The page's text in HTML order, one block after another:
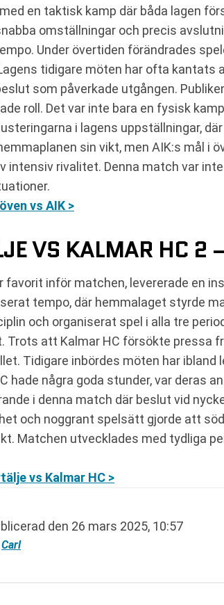
en taktisk kamp där båda lagen
omställningar och precis
Under övertiden förändrades
tidigare möten har ofta
som påverkade utgången.
roll. Det var inte bara en fysisk
i lagens uppställningar,
sin vikt, men AIK:s mål
intensiv rivalitet. Denna match var
vs AIK >
VS KALMAR HC 2
favorit inför matchen, levererade en
tempo, där hemmalaget styrde
och organiserat spel i alla tre
Trots att Kalmar HC försökte pressa
Tidigare inbördes möten har ibland
hade några goda stunder, var deras
i denna match där beslut vid
och noggrant spelsätt gjorde att
Matchen utvecklades med tydliga
vs Kalmar HC >
den 26 mars 2025, 10:57
Carl